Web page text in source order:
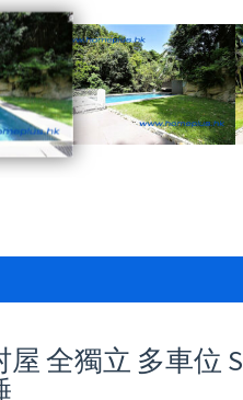
全獨立 多車位